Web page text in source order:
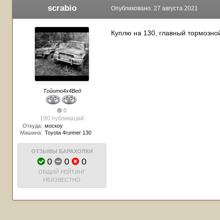
scrabio
Тойото4х4Вед
0
190 публикаций
Откуда: москоу
Машина: Toyota 4runner 130
ОТЗЫВЫ БАРАХОЛКИ
0 0 0
ОБЩИЙ РЕЙТИНГ
НЕИЗВЕСТНО
Опубликовано: 27 августа 2021
Куплю на 130, главный